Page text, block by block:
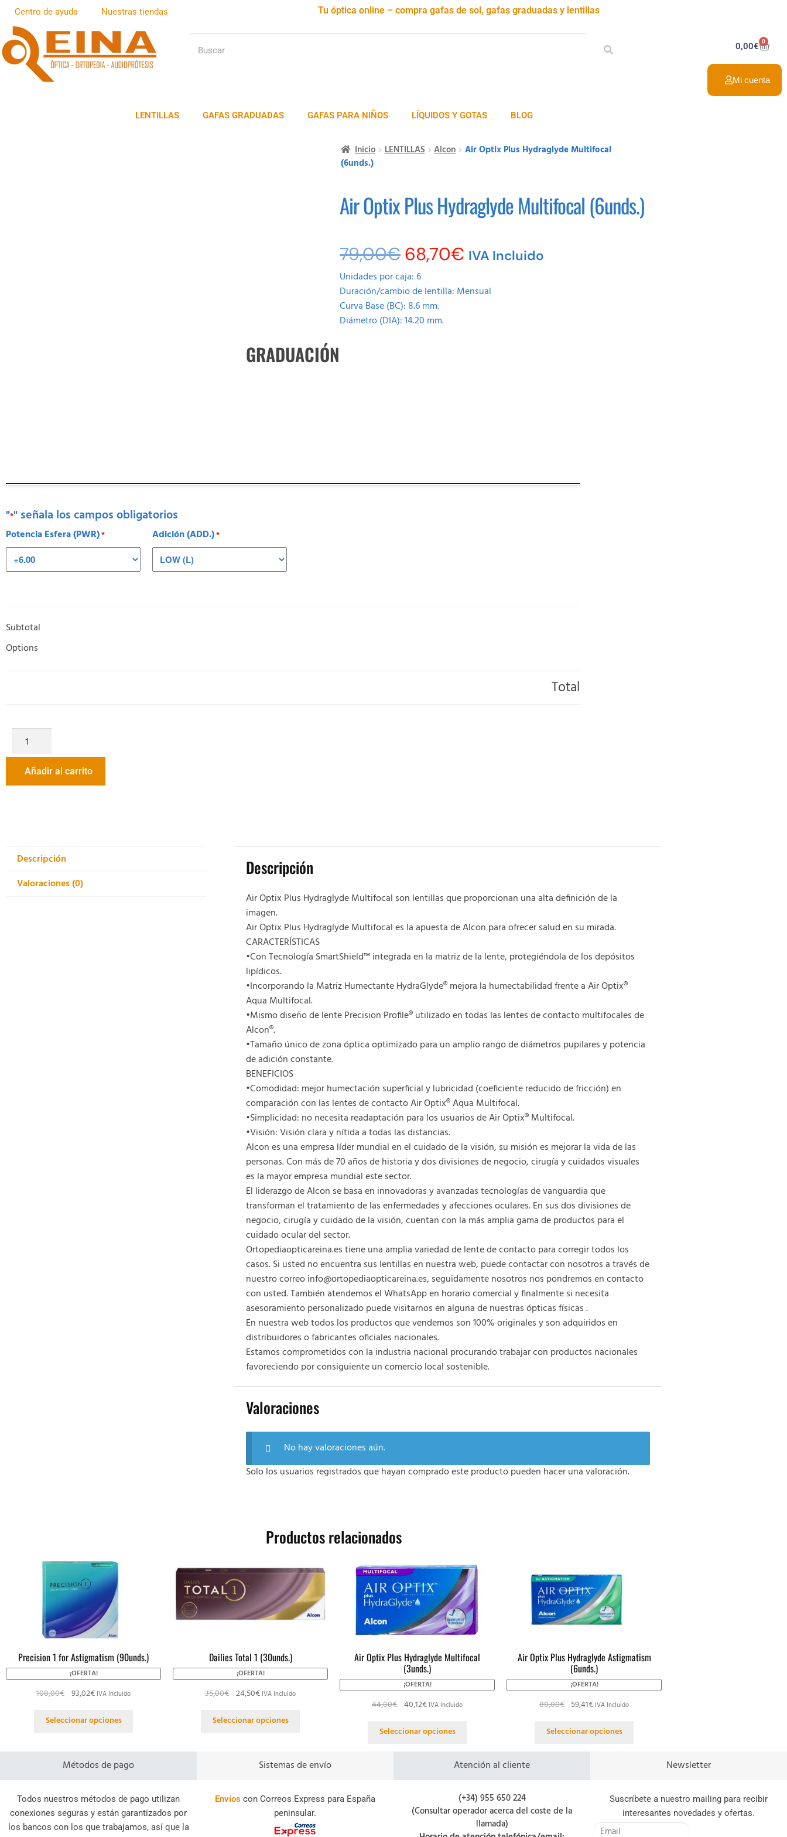
Centro de ayuda Nuestras tiendas Tu óptica online – compra gafas de sol, gafas graduadas y lentillas
0,00€ 0
Mi cuenta
LENTILLAS GAFAS GRADUADAS GAFAS PARA NIÑOS LÍQUIDOS Y GOTAS BLOG
Inicio LENTILLAS Alcon
Air Optix Plus Hydraglyde Multifocal
(6unds.)
Air Optix Plus Hydraglyde Multifocal (6unds.)
79,00€ 68,70€ IVA Incluido
Unidades por caja: 6
Duración/cambio de lentilla: Mensual
Curva Base (BC): 8.6 mm.
Diámetro (DIA): 14.20 mm.
GRADUACIÓN
"*" señala los campos obligatorios
Potencia Esfera (PWR)* Adición (ADD.)*
Subtotal
Options
Total
Añadir al carrito
Descripción
Valoraciones (0)
Descripción
Air Optix Plus Hydraglyde Multifocal son lentillas que proporcionan una alta definición de la
imagen.
Air Optix Plus Hydraglyde Multifocal es la apuesta de Alcon para ofrecer salud en su mirada.
CARACTERÍSTICAS
•Con Tecnología SmartShield™ integrada en la matriz de la lente, protegiéndola de los depósitos
lipídicos.
•Incorporando la Matriz Humectante HydraGlyde® mejora la humectabilidad frente a Air Optix®
Aqua Multifocal.
•Mismo diseño de lente Precision Profile® utilizado en todas las lentes de contacto multifocales de
Alcon®.
•Tamaño único de zona óptica optimizado para un amplio rango de diámetros pupilares y potencia
de adición constante.
BENEFICIOS
•Comodidad: mejor humectación superficial y lubricidad (coeficiente reducido de fricción) en
comparación con las lentes de contacto Air Optix® Aqua Multifocal.
•Simplicidad: no necesita readaptación para los usuarios de Air Optix® Multifocal.
•Visión: Visión clara y nítida a todas las distancias.
Alcon es una empresa líder mundial en el cuidado de la visión, su misión es mejorar la vida de las
personas. Con más de 70 años de historia y dos divisiones de negocio, cirugía y cuidados visuales
es la mayor empresa mundial este sector.
El liderazgo de Alcon se basa en innovadoras y avanzadas tecnologías de vanguardia que
transforman el tratamiento de las enfermedades y afecciones oculares. En sus dos divisiones de
negocio, cirugía y cuidado de la visión, cuentan con la más amplia gama de productos para el
cuidado ocular del sector.
Ortopediaopticareina.es tiene una amplia variedad de lente de contacto para corregir todos los
casos. Si usted no encuentra sus lentillas en nuestra web, puede contactar con nosotros a través de
nuestro correo info@ortopediaopticareina.es, seguidamente nosotros nos pondremos en contacto
con usted. También atendemos el WhatsApp en horario comercial y finalmente si necesita
asesoramiento personalizado puede visitarnos en alguna de nuestras ópticas físicas .
En nuestra web todos los productos que vendemos son 100% originales y son adquiridos en
distribuidores o fabricantes oficiales nacionales.
Estamos comprometidos con la industria nacional procurando trabajar con productos nacionales
favoreciendo por consiguiente un comercio local sostenible.
Valoraciones
No hay valoraciones aún.
Solo los usuarios registrados que hayan comprado este producto pueden hacer una valoración.
Productos relacionados
Precision 1 for Astigmatism (90unds.)
¡OFERTA!
108,00€ 93,02€ IVA Incluido
Seleccionar opciones
Dailies Total 1 (30unds.)
¡OFERTA!
35,00€ 24,50€ IVA Incluido
Seleccionar opciones
Air Optix Plus Hydraglyde Multifocal
(3unds.)
¡OFERTA!
44,00€ 40,12€ IVA Incluido
Seleccionar opciones
Air Optix Plus Hydraglyde Astigmatism
(6unds.)
¡OFERTA!
80,00€ 59,41€ IVA Incluido
Seleccionar opciones
Métodos de pago
Todos nuestros métodos de pago utilizan
conexiones seguras y están garantizados por
los bancos con los que trabajamos, así que la
Sistemas de envío
Envíos con Correos Express para España
peninsular.
Atención al cliente
(+34) 955 650 224
(Consultar operador acerca del coste de la
llamada)
Newsletter
Suscríbete a nuestro mailing para recibir
interesantes novedades y ofertas.